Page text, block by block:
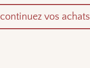
continuez vos achats